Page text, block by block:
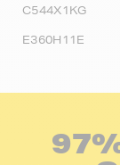
C544X1KG
E360H11E